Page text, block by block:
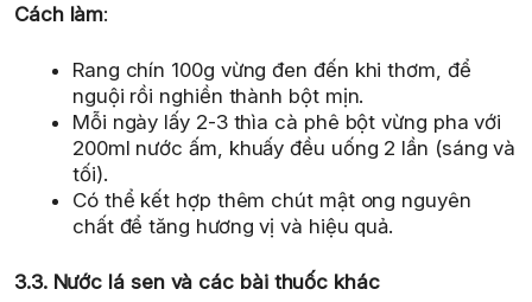
Cách làm:
Rang chín 100g vừng đen đến khi thơm, để
nguội rồi nghiền thành bột mịn.
Mỗi ngày lấy 2-3 thìa cà phê bột vừng pha với
200ml nước ấm, khuấy đều uống 2 lần (sáng và
tối).
Có thể kết hợp thêm chút mật ong nguyên
chất để tăng hương vị và hiệu quả.
3.3. Nước lá sen và các bài thuốc khác